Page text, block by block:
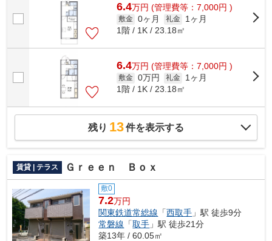
6.4万円 (管理費等：7,000円 )
敷金 0ヶ月 礼金
1ヶ月
1階 / 1K / 23.18㎡
6.4万円 (管理費等：7,000円 )
敷金 0万円 礼金
1ヶ月
1階 / 1K / 23.18㎡
残り 13件を表示する
賃貸 | テラス Ｇｒｅｅｎ Ｂｏｘ
敷0
7.2万円
関東鉄道常総線 「西取手 」駅 徒歩9分
常磐線 「取手 」駅 徒歩21分
築13年 / 60.05㎡